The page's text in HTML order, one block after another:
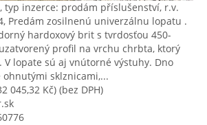
typ inzerce: prodám příslušenství, r.v.
Predám zosilnenú univerzálnu lopatu .
hardoxový brit s tvrdosťou 450-
profil na vrchu chrbta, ktorý
V lopate sú aj vnútorné výstuhy. Dno
sklznicami,...
045,32 Kč) (bez DPH)